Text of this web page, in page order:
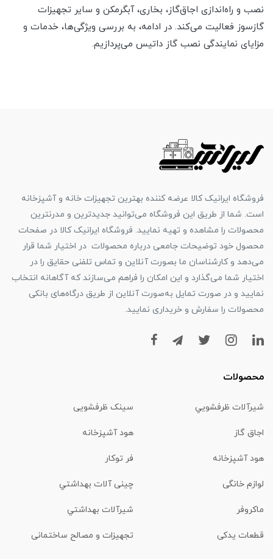
نصب و راه‌اندازی اجاق‌گاز، بخاری، آبگرمکن و سایر تجهیزات
گازسوز فعالیت می‌کند. در ادامه، به بررسی ویژگی‌ها، خدمات و
مزایای نمایندگی نصب گاز داتیس می‌پردازیم.
فروشگاه ایرانیک کالا عرضه کننده بهترین تجهیزات خانه و آشپزخانه
است. شما از طریق این فروشگاه می‌توانید جدیدترین و مدرنترین
محصولات را مشاهده و تهیه نمایید. فروشگاه ایرانیک کالا در صفحات
محصول خود توضیحات جامعی درباره محصولات در اختیار شما قرار
می‌دهد و کارشناسان ما بصورت آنلاین و تماس تلفنی حقایق را در
اختیار شما می‌گذارد و این امکان را فراهم می‌سازند که آگاهانه انتخاب
نمایید و در صورت تمایل به‌صورت آنلاین از طریق درگاه‌های بانکی
محصولات را سفارش و خریداری نمایید.
محصولات
شیرآلات ظرفشويي سینک ظرفشویی
اجاق گاز هود آشپزخانه
هود آشپزخانه فر توکار
لوازم خانگی چینی آلات بهداشتي
ماكروفر شیرآلات بهداشتي
قطعات یدکی تجهیزات و مصالح ساختمانی